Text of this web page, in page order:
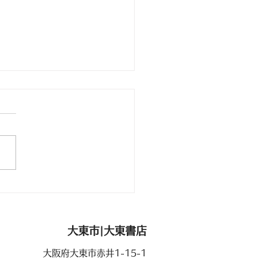
大東市|​大東書店
大阪府大東市赤井1-15-1